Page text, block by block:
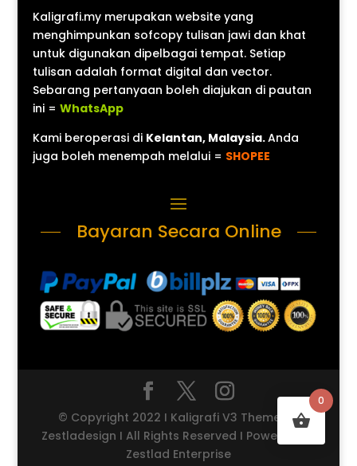
Kaligrafi.my merupakan website yang
menghimpunkan sofcopy tulisan jawi dan khat
untuk digunakan dipelbagai tempat. Setiap
tulisan adalah format digital dan vector.
Sebarang pertanyaan boleh diajukan di pautan
ini = WhatsApp
Kami beroperasi di Kelantan, Malaysia.Anda
juga boleh menempah melalui = SHOPEE
Bayaran Secara Online
© Copyright 2022 I Kaligrafi V3 Theme by
Zestladesign I All Rights Reserved I Powered by
Zestlad Enterprise
0